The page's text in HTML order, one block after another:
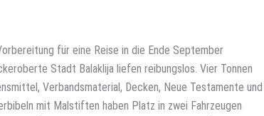
für eine Reise in die Ende September
Stadt Balaklija liefen reibungslos. Vier Tonnen
Verbandsmaterial, Decken, Neue Testamente und
mit Malstiften haben Platz in zwei Fahrzeugen